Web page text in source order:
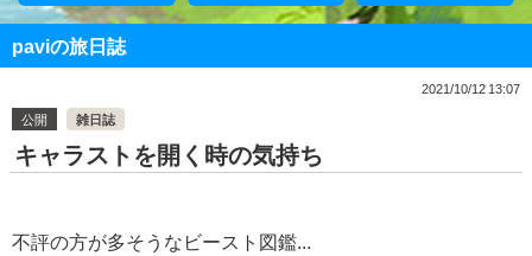
paviの旅日誌
2021/10/12 13:07
公開
雑日誌
キャラストを開く時の気持ち
不評の方が多そうなビースト図鑑...